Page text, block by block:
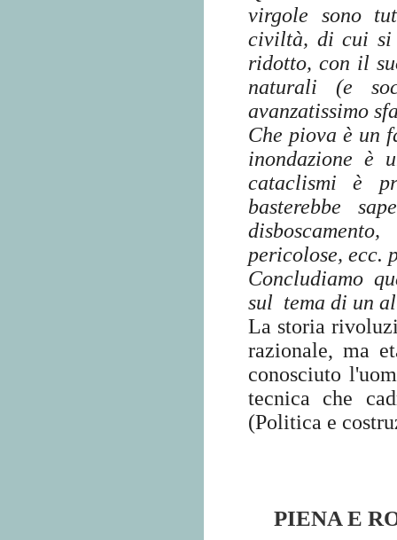
virgole sono
civiltà, di cui si
ridotto, con il
naturali (e
avanzatissimo
Che piova è un
inondazione è
cataclismi è
basterebbe
pericolose, ecc.
Concludiamo
sul tema di un
La storia
razionale, ma
conosciuto
tecnica che
(Politica e
PIENA E